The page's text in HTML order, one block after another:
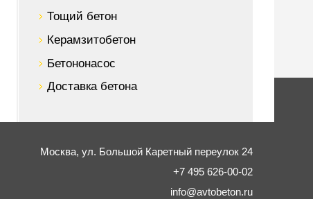
Тощий бетон
Керамзитобетон
Бетононасос
Доставка бетона
Москва, ул. Большой Каретный переулок 24
+7 495 626-00-02
info@avtobeton.ru